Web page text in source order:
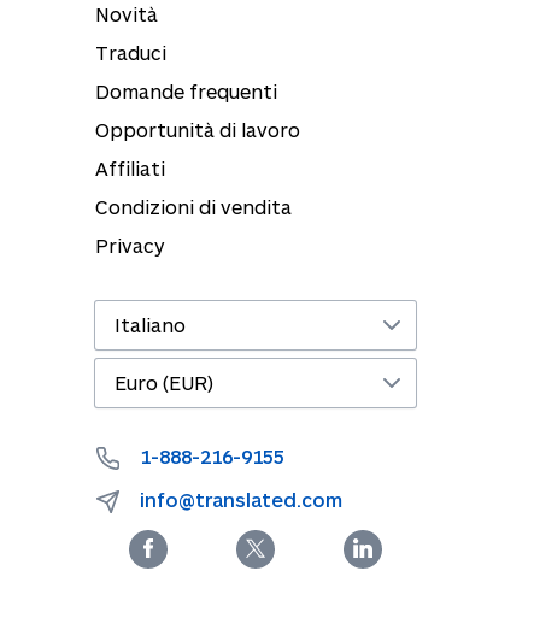
Novità
Traduci
Domande frequenti
Opportunità di lavoro
Affiliati
Condizioni di vendita
Privacy
1-888-216-9155
info@translated.com